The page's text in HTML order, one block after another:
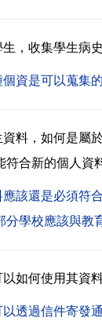
，收集學生病
資是可以蒐集
料，如何是屬
符合新的個人資
該還是必須符
學校應該與教
如何使用其資
透過信件寄發